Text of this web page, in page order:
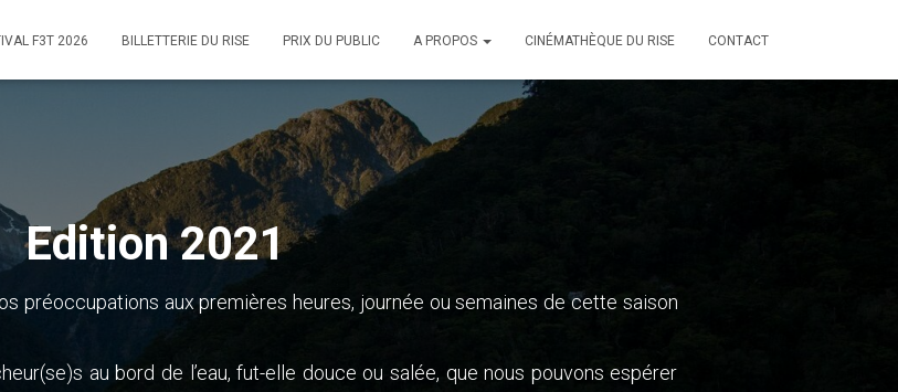
F3T 2026 BILLETTERIE DU RISE PRIX DU PUBLIC A PROPOS CINÉMATHÈQUE DU RISE CONTACT
Edition 2021
préoccupations aux premières heures, journée ou semaines de cette saison
au bord de l’eau, fut-elle douce ou salée, que nous pouvons espérer